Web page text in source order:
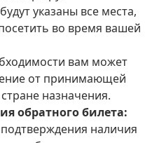
указаны все места,
во время вашей
вам может
от принимающей
назначения.
обратного билета:
наличия